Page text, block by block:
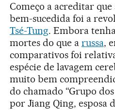
Começo a acreditar
bem-sucedida foi a
Tsé-Tung. Embora
mortes do que a russa,
comparativos foi
espécie de lavagem
muito bem
do chamado “Grupo
por Jiang Qing, esposa